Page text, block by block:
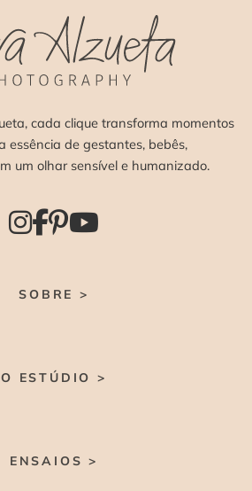
cada clique transforma momentos
essência de gestantes, bebês,
um olhar sensível e humanizado.
SOBRE >
O ESTÚDIO >
ENSAIOS >